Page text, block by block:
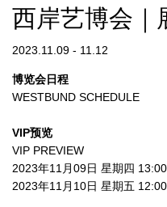
西岸艺博会
2023.11.09 - 11.12
博览会日程
WESTBUND SCHEDULE
VIP预览
VIP PREVIEW
2023年11月09日 星期四
2023年11月10日 星期五